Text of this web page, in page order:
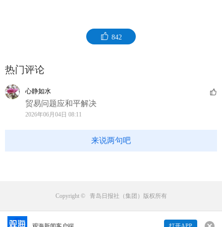
842
热门评论
心静如水
贸易问题应和平解决
2026年06月04日 08:11
来说两句吧
Copyright © 青岛日报社（集团）版权所有